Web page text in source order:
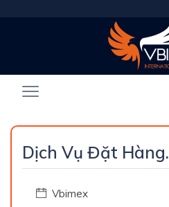
Dịch Vụ Đặt Hàng.
Vbimex